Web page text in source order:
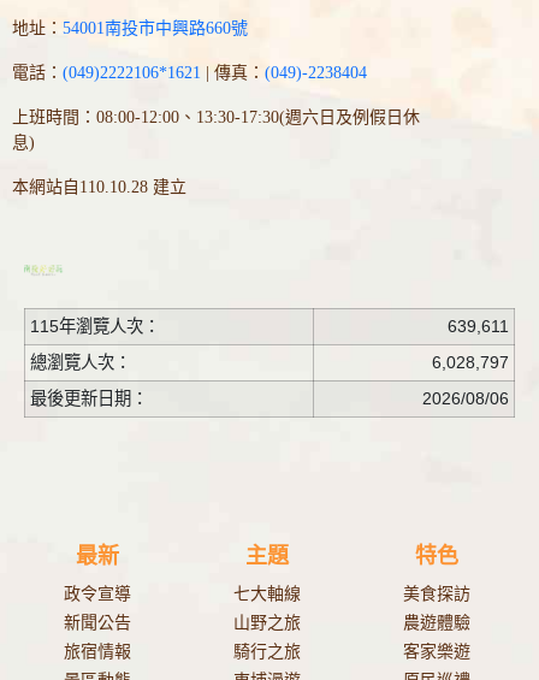
地址： 54001南投市中興路660號
電話： (049)2222106*1621 | 傳真： (049)-2238404
上班時間：08:00-12:00、13:30-17:30(週六日及例假日休
息)
本網站自110.10.28 建立
115年瀏覽人次：
639,611
總瀏覽人次：
6,028,797
最後更新日期：
2026/08/06
最新
政令宣導
新聞公告
旅宿情報
主題
七大軸線
山野之旅
騎行之旅
特色
美食探訪
農遊體驗
客家樂遊